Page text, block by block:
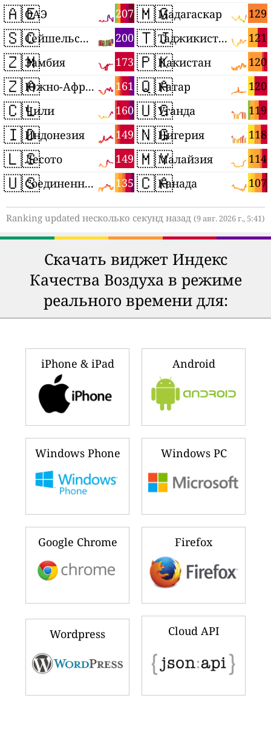
🇦🇪 207
ОАЭ
🇸🇨 200
Сейшельские Острова
🇿🇲 173
Замбия
🇿🇦 161
Южно-Африканская Республика
🇨🇱 160
Чили
🇮🇩 149
Индонезия
🇱🇸 149
Лесото
🇺🇸 135
Соединенные Штаты
🇲🇬 129
Мадагаскар
🇹🇯 121
Таджикистан
🇵🇰 120
Пакистан
🇶🇦 120
Катар
🇺🇬 119
Уганда
🇳🇬 118
Нигерия
🇲🇾 114
Малайзия
🇨🇦 107
Канада
Ranking updated несколько секунд назад (9 авг. 2026 г., 5:41)
Скачать виджет Индекс
Качества Воздуха в режиме
реального времени для:
iPhone & iPad Android
Windows Phone Windows PC
Google Chrome Firefox
Wordpress Cloud API